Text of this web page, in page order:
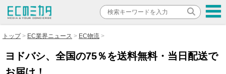
トップ EC業界ニュース EC物流
ヨドバシ、全国の75％を送料無料・当日配送で